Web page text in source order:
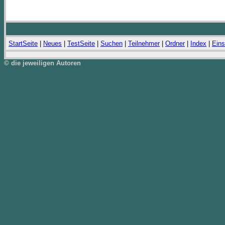
StartSeite Neues TestSeite Suchen Teilnehmer| Ordner| Index
© die jeweiligen Autoren